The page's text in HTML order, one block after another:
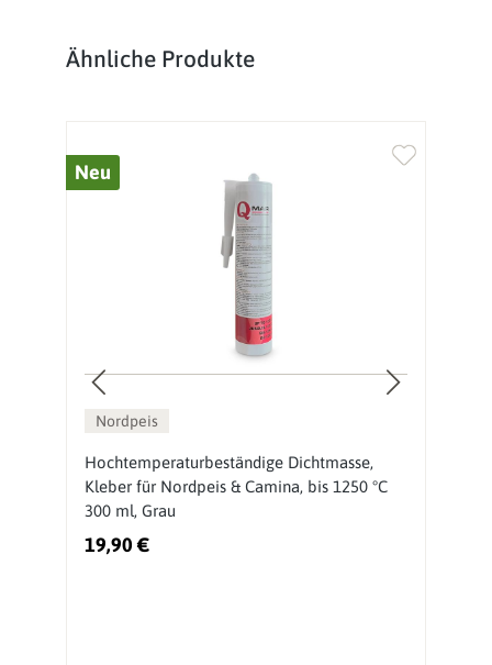
Produktgalerie überspringen
Ähnliche Produkte
Neu
Nordpeis
Hochtemperaturbeständige Dichtmasse,
Kleber für Nordpeis & Camina, bis 1250 °C
300 ml, Grau
19,90 €